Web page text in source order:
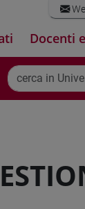
Docenti